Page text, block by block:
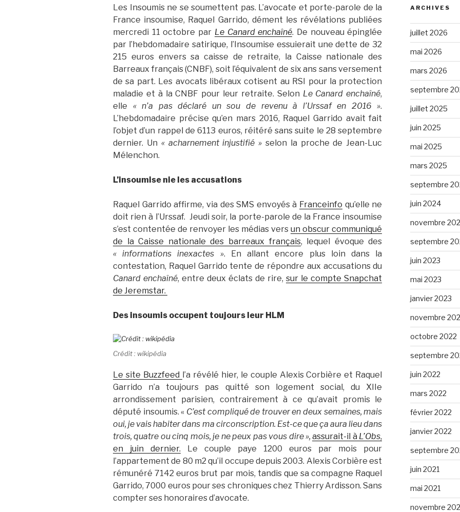
Les Insoumis ne se soumettent pas. L’avocate et porte-parole de la
France insoumise, Raquel Garrido, dément les révélations publiées
mercredi 11 octobre par Le Canard enchaîné. De nouveau épinglée
par l’hebdomadaire satirique, l’Insoumise essuierait une dette de 32
215 euros envers sa caisse de retraite, la Caisse nationale des
Barreaux français (CNBF), soit l’équivalent de six ans sans versement
de sa part. Les avocats libéraux cotisent au RSI pour la protection
maladie et à la CNBF pour leur retraite. Selon Le Canard enchaîné,
elle « n’a pas déclaré un sou de revenu à l’Urssaf en 2016 ».
L’hebdomadaire précise qu’en mars 2016, Raquel Garrido avait fait
l’objet d’un rappel de 6113 euros, réitéré sans suite le 28 septembre
dernier. Un « acharnement injustifié » selon la proche de Jean-Luc
Mélenchon.
L’insoumise nie les accusations
Raquel Garrido affirme, via des SMS envoyés à Franceinfo qu’elle ne
doit rien à l’Urssaf. Jeudi soir, la porte-parole de la France insoumise
s’est contentée de renvoyer les médias versun obscur communiqué
de la Caisse nationale des barreaux français, lequel évoque des
« informations inexactes ». En allant encore plus loin dans la
contestation, Raquel Garrido tente de répondre aux accusations du
Canard enchaîné, entre deux éclats de rire,sur le compte Snapchat
de Jeremstar.
Des insoumis occupent toujours leur HLM
Crédit : wikipédia
Le site Buzzfeed l’a révélé hier, le couple Alexis Corbière et Raquel
Garrido n’a toujours pas quitté son logement social, du XIIe
arrondissement parisien, contrairement à ce qu’avait promis le
député insoumis. « C’est compliqué de trouver en deux semaines, mais
oui, je vais habiter dans ma circonscription. Est-ce que ça aura lieu dans
trois, quatre ou cinq mois, je ne peux pas vous dire », assurait-il à L’Obs,
en juin dernier. Le couple paye 1200 euros par mois pour
l’appartement de 80 m2 qu’il occupe depuis 2003. Alexis Corbière est
rémunéré 7142 euros brut par mois, tandis que sa compagne Raquel
Garrido, 7000 euros pour ses chroniques chez Thierry Ardisson. Sans
compter ses honoraires d’avocate.
ARCHIVES
juillet 2026
mai 2026
mars 2026
septembre
juillet 2025
juin 2025
mai 2025
mars 2025
septembre
juin 2024
novembre
septembre
juin 2023
mai 2023
janvier 2023
novembre
octobre 2022
septembre
juin 2022
mars 2022
février 2022
janvier 2022
septembre
juin 2021
mai 2021
novembre